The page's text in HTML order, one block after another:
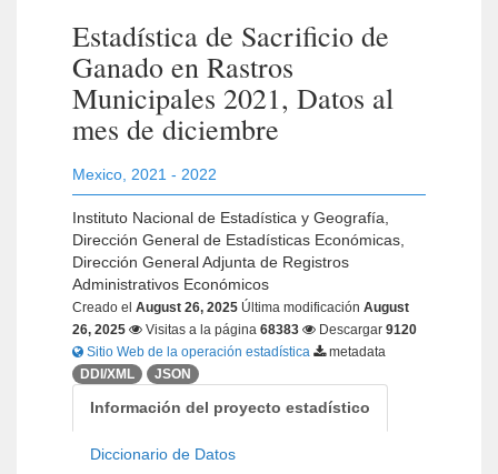
Estadística de Sacrificio de
Ganado en Rastros
Municipales 2021, Datos al
mes de diciembre
Mexico 2021 - 2022
Instituto Nacional de Estadística y Geografía,
Dirección General de Estadísticas Económicas,
Dirección General Adjunta de Registros
Administrativos Económicos
Creado el August 26, 2025 Última modificación August
26, 2025
Visitas a la página 68383 Descargar 9120
Sitio Web de la operación estadística
metadata
DDI/XML
JSON
Información del proyecto estadístico
Diccionario de Datos